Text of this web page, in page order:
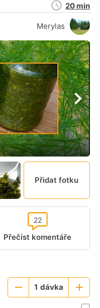
Merylas
Doba
přípravy
20 min
Přidat fotku
Přečíst komentáře
22
Menší
1 dávka
Větší
porce